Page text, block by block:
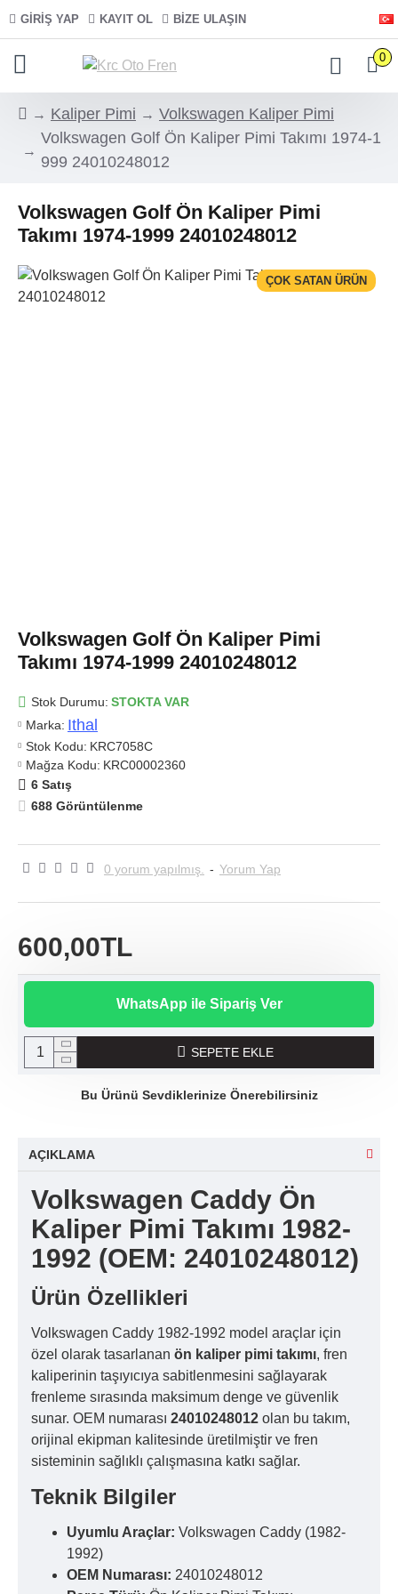
GIRIŞ YAP KAYIT OL BIZE ULAŞIN
0
Kaliper Pimi
Volkswagen Kaliper Pimi
Volkswagen Golf Ön Kaliper Pimi Takımı 1974-1
999 24010248012
Volkswagen Golf Ön Kaliper Pimi
Takımı 1974-1999 24010248012
ÇOK SATAN ÜRÜN
Volkswagen Golf Ön Kaliper Pimi
Takımı 1974-1999 24010248012
Stok Durumu: STOKTA VAR
Marka: Ithal
Stok Kodu: KRC7058C
Mağza Kodu: KRC00002360
6 Satış
688 Görüntülenme
0 yorum yapılmış. - Yorum Yap
600,00TL
WhatsApp ile Sipariş Ver
SEPETE EKLE
Bu Ürünü Sevdiklerinize Önerebilirsiniz
AÇIKLAMA
Volkswagen Caddy Ön
Kaliper Pimi Takımı 1982-
1992 (OEM: 24010248012)
Ürün Özellikleri
Volkswagen Caddy 1982-1992 model araçlar için
özel olarak tasarlanan ön kaliper pimi takımı, fren
kaliperinin taşıyıcıya sabitlenmesini sağlayarak
frenleme sırasında maksimum denge ve güvenlik
sunar. OEM numarası 24010248012 olan bu takım,
orijinal ekipman kalitesinde üretilmiştir ve fren
sisteminin sağlıklı çalışmasına katkı sağlar.
Teknik Bilgiler
Uyumlu Araçlar: Volkswagen Caddy (1982-
1992)
OEM Numarası: 24010248012